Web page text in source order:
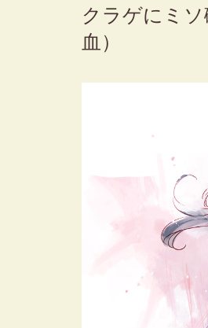
クラゲにミ
血）